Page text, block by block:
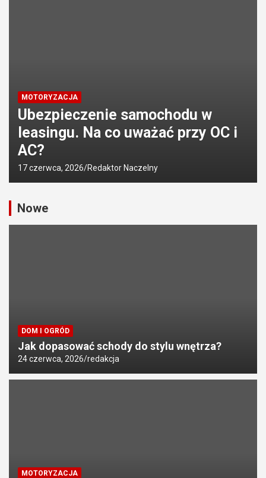
MOTORYZACJA
Ubezpieczenie samochodu w
leasingu. Na co uważać przy OC i
AC?
17 czerwca, 2026 Redaktor Naczelny
Nowe
DOM I OGRÓD
Jak dopasować schody do stylu wnętrza?
24 czerwca, 2026 redakcja
MOTORYZACJA